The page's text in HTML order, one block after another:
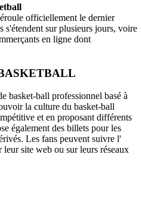
officiellement le dernier
s'étendent sur plusieurs jours, voire
en ligne dont
basket-ball professionnel basé à
la culture du basket-ball
et en proposant différents
également des billets pour les
Les fans peuvent suivre l'
site web ou sur leurs réseaux